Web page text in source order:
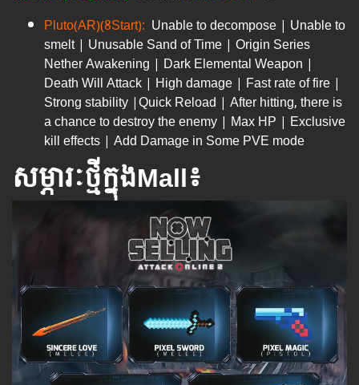
Pluto(AR)(8Start): Unable to decompose | Unable to
smelt | Unusable Sand of Time | Origin Series
Nether Awakening | Dark Elemental Weapon |
Death Will Attack | High damage | Fast rate of fire |
Strong stability |Quick Reload | After hitting, there is
a chance to destroy the enemy | Max HP | Exclusive
kill effects | Add Damage in Some PVE mode
សម្ភារៈថ្មីក្នុងMall៖